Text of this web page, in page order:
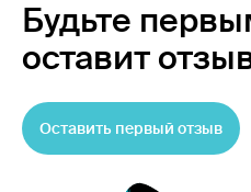
Будьте
оставит
Оставить первый отзыв